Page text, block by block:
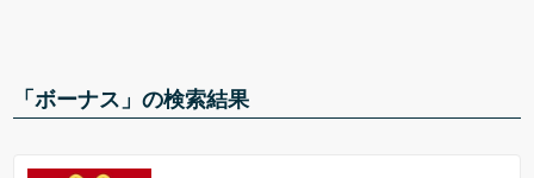
「ボーナス」の検索結果